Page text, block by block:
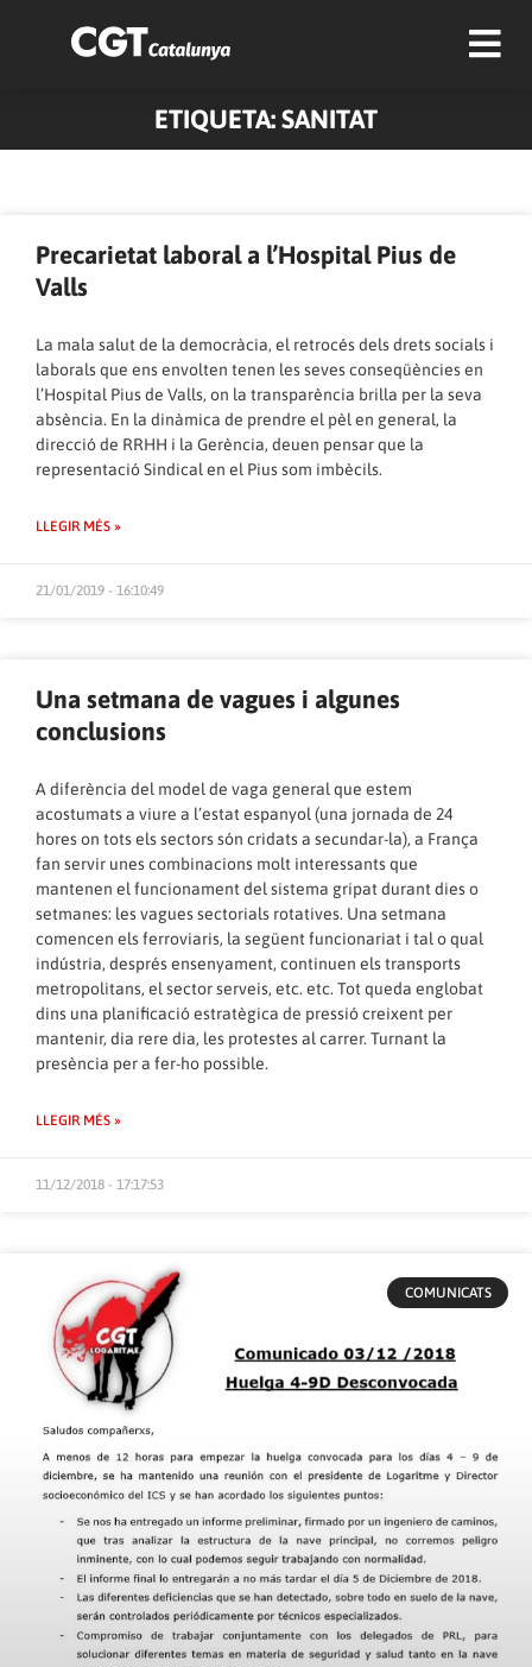
ETIQUETA: SANITAT
Precarietat laboral a l’Hospital Pius de
Valls
La mala salut de la democràcia, el retrocés dels drets socials i
laborals que ens envolten tenen les seves conseqüències en
l’Hospital Pius de Valls, on la transparència brilla per la seva
absència. En la dinàmica de prendre el pèl en general, la
direcció de RRHH i la Gerència, deuen pensar que la
representació Sindical en el Pius som imbècils.
LLEGIR MÉS »
21/01/2019 - 16:10:49
Una setmana de vagues i algunes
conclusions
A diferència del model de vaga general que estem
acostumats a viure a l’estat espanyol (una jornada de 24
hores on tots els sectors són cridats a secundar-la), a França
fan servir unes combinacions molt interessants que
mantenen el funcionament del sistema gripat durant dies o
setmanes: les vagues sectorials rotatives. Una setmana
comencen els ferroviaris, la següent funcionariat i tal o qual
indústria, després ensenyament, continuen els transports
metropolitans, el sector serveis, etc. etc. Tot queda englobat
dins una planificació estratègica de pressió creixent per
mantenir, dia rere dia, les protestes al carrer. Turnant la
presència per a fer-ho possible.
LLEGIR MÉS »
11/12/2018 - 17:17:53
COMUNICATS